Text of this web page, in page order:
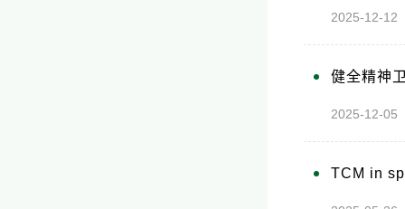
2025-12-
健全精神
2025-12-
TCM in